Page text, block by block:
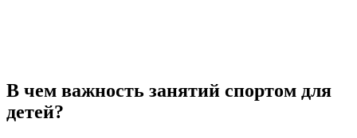
В чем важность занятий спортом для
детей?